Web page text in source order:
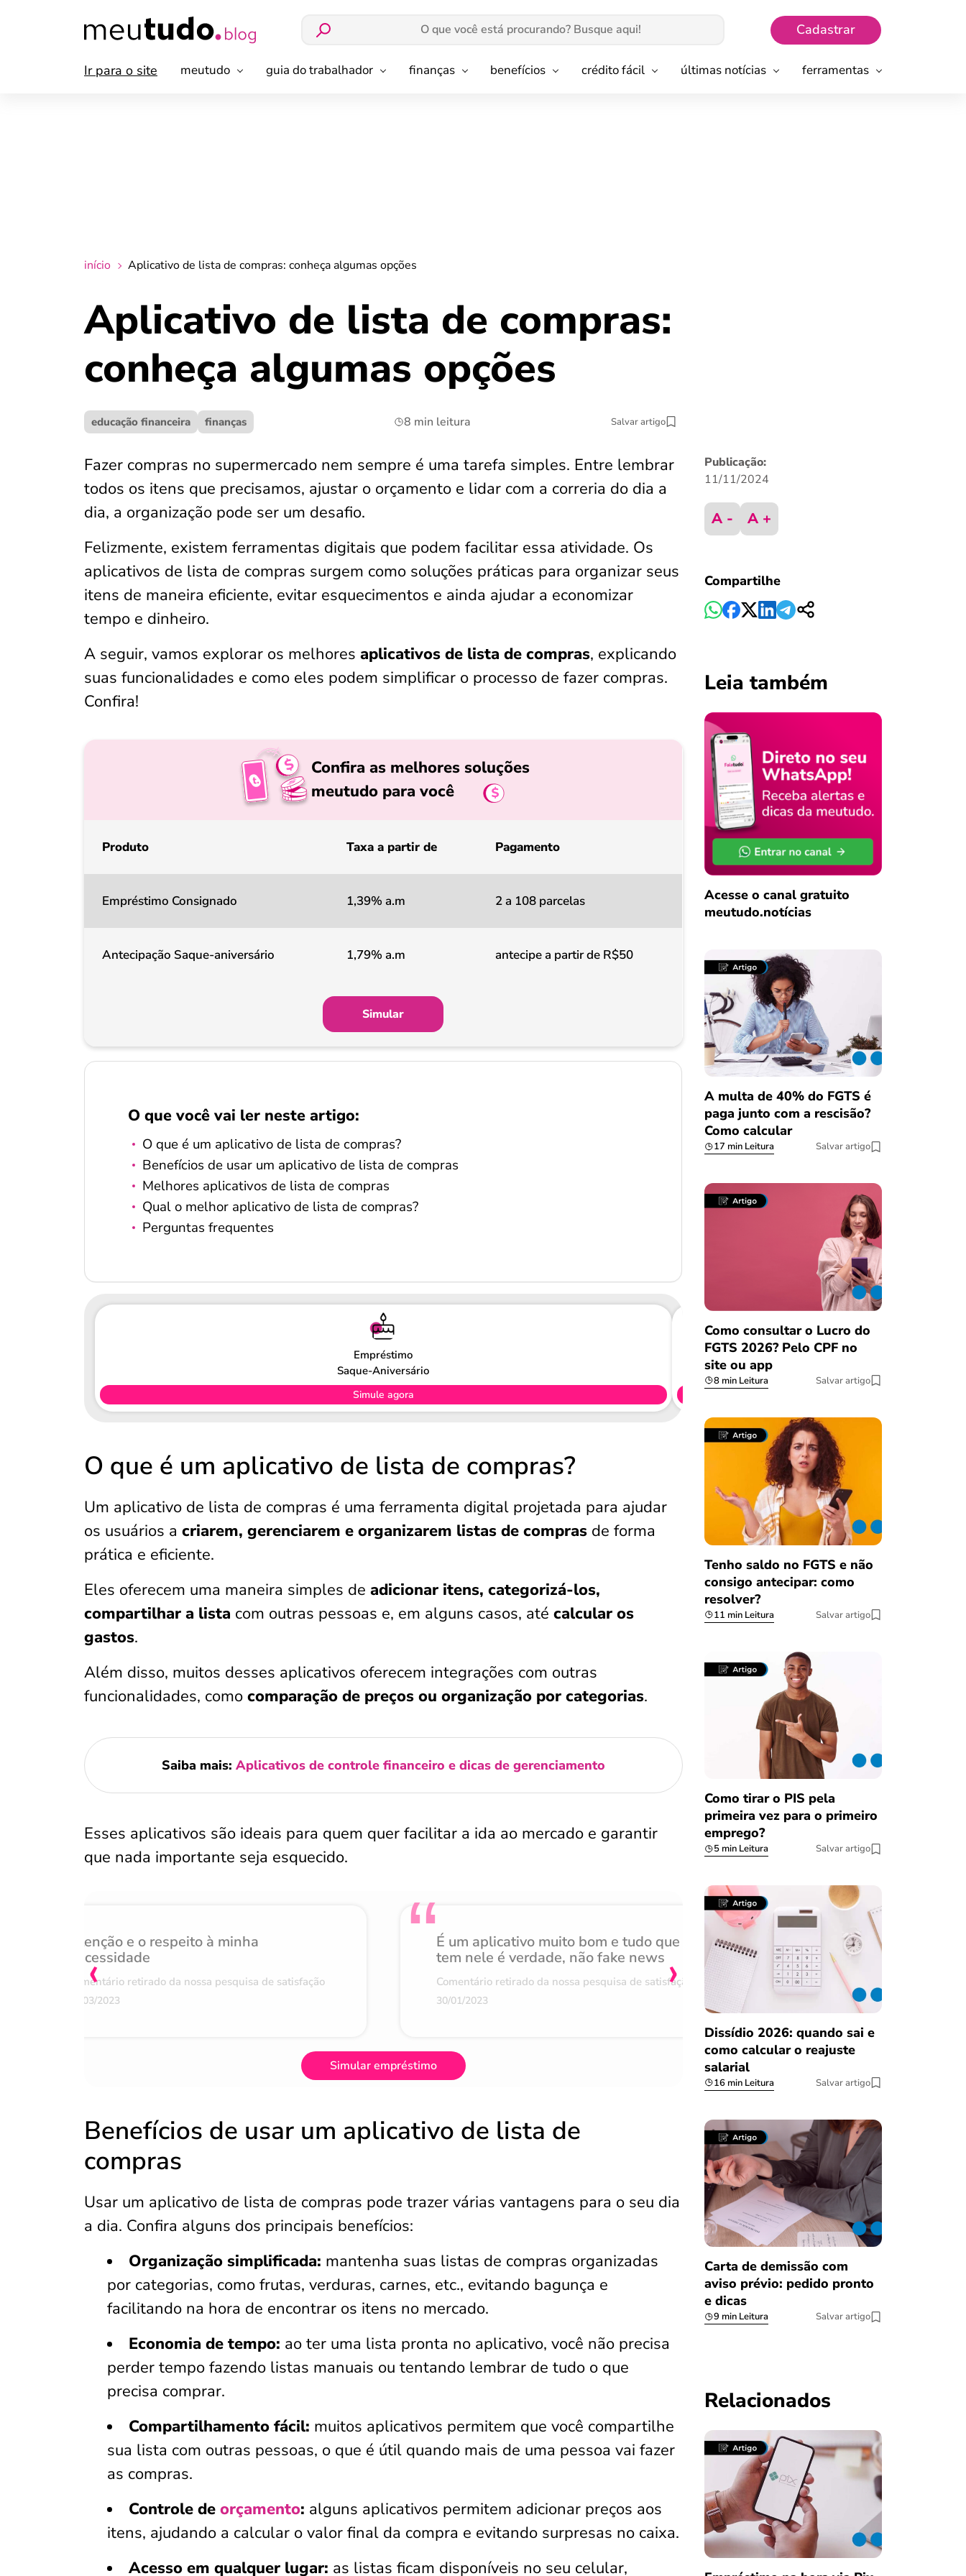
Cadastrar
Ir para o site meutudo guia do trabalhador finanças benefícios crédito fácil últimas notícias ferramentas
início Aplicativo de lista de compras: conheça algumas opções
Aplicativo de lista de compras:
conheça algumas opções
educação financeira finanças 8 min leitura Salvar artigo
Fazer compras no supermercado nem sempre é uma tarefa simples. Entre lembrar
todos os itens que precisamos, ajustar o orçamento e lidar com a correria do dia a
dia, a organização pode ser um desafio.
Felizmente, existem ferramentas digitais que podem facilitar essa atividade. Os
aplicativos de lista de compras surgem como soluções práticas para organizar seus
itens de maneira eficiente, evitar esquecimentos e ainda ajudar a economizar
tempo e dinheiro.
A seguir, vamos explorar os melhores aplicativos de lista de compras, explicando
suas funcionalidades e como eles podem simplificar o processo de fazer compras.
Confira!
Confira as melhores soluções
meutudo para você
Produto Taxa a partir de Pagamento
Empréstimo Consignado 1,39% a.m 2 a 108 parcelas
Antecipação Saque-aniversário 1,79% a.m antecipe a partir de R$50
Simular
O que você vai ler neste artigo:
O que é um aplicativo de lista de compras?
Benefícios de usar um aplicativo de lista de compras
Melhores aplicativos de lista de compras
Qual o melhor aplicativo de lista de compras?
Perguntas frequentes
Empréstimo
Saque-Aniversário
Simule agora
O que é um aplicativo de lista de compras?
Um aplicativo de lista de compras é uma ferramenta digital projetada para ajudar
os usuários a criarem, gerenciarem e organizarem listas de compras de forma
prática e eficiente.
Eles oferecem uma maneira simples de adicionar itens, categorizá-los,
compartilhar a lista com outras pessoas e, em alguns casos, até calcular os
gastos.
Além disso, muitos desses aplicativos oferecem integrações com outras
funcionalidades, como comparação de preços ou organização por categorias.
Saiba mais: Aplicativos de controle financeiro e dicas de gerenciamento
Esses aplicativos são ideais para quem quer facilitar a ida ao mercado e garantir
que nada importante seja esquecido.
Atenção e o respeito à minha
necessidade
Comentário retirado da nossa pesquisa de satisfação
07/03/2023
É um aplicativo muito bom e tudo que
tem nele é verdade, não fake news
Comentário retirado da nossa pesquisa de satisfação
30/01/2023
Achei muito rápido,
burocracia
Comentário retirado da nossa
08/03/2023
‹ ›
Simular empréstimo
Benefícios de usar um aplicativo de lista de
compras
Usar um aplicativo de lista de compras pode trazer várias vantagens para o seu dia
a dia. Confira alguns dos principais benefícios:
Organização simplificada: mantenha suas listas de compras organizadas
por categorias, como frutas, verduras, carnes, etc., evitando bagunça e
facilitando na hora de encontrar os itens no mercado.
Economia de tempo: ao ter uma lista pronta no aplicativo, você não precisa
perder tempo fazendo listas manuais ou tentando lembrar de tudo o que
precisa comprar.
Compartilhamento fácil: muitos aplicativos permitem que você compartilhe
sua lista com outras pessoas, o que é útil quando mais de uma pessoa vai fazer
as compras.
Controle de orçamento: alguns aplicativos permitem adicionar preços aos
itens, ajudando a calcular o valor final da compra e evitando surpresas no caixa.
Acesso em qualquer lugar: as listas ficam disponíveis no seu celular,
Publicação:
11/11/2024
A - A +
Compartilhe
Leia também
Acesse o canal gratuito
meutudo.notícias
A multa de 40% do FGTS é
paga junto com a rescisão?
Como calcular
17 min Leitura Salvar artigo
Como consultar o Lucro do
FGTS 2026? Pelo CPF no
site ou app
8 min Leitura Salvar artigo
Tenho saldo no FGTS e não
consigo antecipar: como
resolver?
11 min Leitura Salvar artigo
Como tirar o PIS pela
primeira vez para o primeiro
emprego?
5 min Leitura Salvar artigo
Dissídio 2026: quando sai e
como calcular o reajuste
salarial
16 min Leitura Salvar artigo
Carta de demissão com
aviso prévio: pedido pronto
e dicas
9 min Leitura Salvar artigo
Relacionados